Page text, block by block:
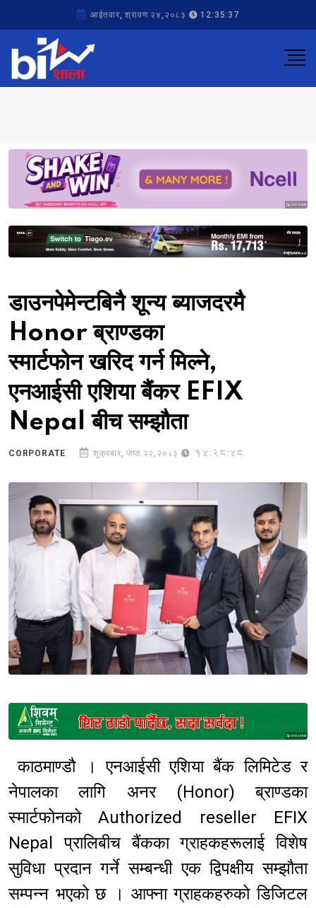
आईतवार, श्रावण २४,२०८३ 12:35:37
Sponsored
Sponsored
डाउनपेमेन्टबिनै शून्य ब्याजदरमै
Honor ब्राण्डका
स्मार्टफोन खरिद गर्न मिल्ने,
एनआईसी एशिया बैंकर EFIX
Nepal बीच सम्झौता
CORPORATE शुक्रबार, जेष्ठ २२,२०८३ 14:28:48
Sponsored
काठमाण्डौ । एनआईसी एशिया बैंक लिमिटेड र
नेपालका लागि अनर (Honor) ब्राण्डका
स्मार्टफोनको Authorized reseller EFIX
Nepal प्रालिबीच बैंकका ग्राहकहरूलाई विशेष
सुविधा प्रदान गर्ने सम्बन्धी एक द्विपक्षीय सम्झौता
सम्पन्न भएको छ । आफ्ना ग्राहकहरुको डिजिटल